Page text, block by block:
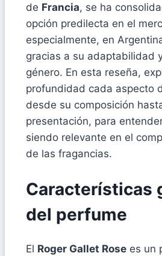
de Francia, se ha
opción predilecta en el
especialmente, en
gracias a su adaptabilidad
género. En esta reseña,
profundidad cada aspecto
desde su composición
presentación, para
siendo relevante en el
de las fragancias.
Características
del perfume
El Roger Gallet Rose es un